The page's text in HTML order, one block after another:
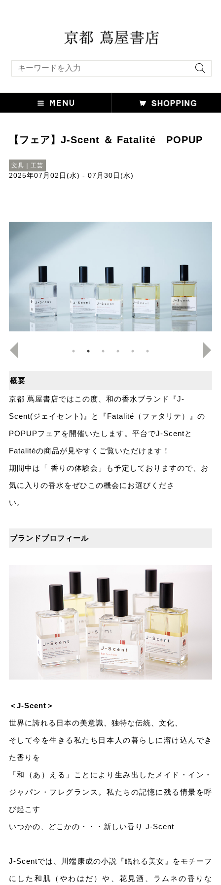
【フェア】J-Scent ＆ Fatalité POPUP
文具｜工芸
2025年07月02日(水) - 07月30日(水)
概要
京都 蔦屋書店ではこの度、和の香水ブランド『J-
Scent(ジェイセント)』と『Fatalité（ファタリテ）』の
POPUPフェアを開催いたします。平台でJ-Scentと
Fatalitéの商品が見やすくご覧いただけます！
期間中は「 香りの体験会」も予定しておりますので、お
気に入りの香水をぜひこの機会にお選びくださ
ブランドプロフィール
＜J-Scent＞
世界に誇れる日本の美意識、独特な伝統、文化、
そして今を生きる私たち日本人の暮らしに溶け込んでき
た香りを
「和（あ）える」ことにより生み出したメイド・イン・
ジャパン・フレグランス。私たちの記憶に残る情景を呼
び起こす
いつかの、どこかの・・・新しい香り J-Scent
J-Scentでは、川端康成の小説『眠れる美女』をモチーフ
にした和肌（やわはだ）や、花見酒、ラムネの香りな